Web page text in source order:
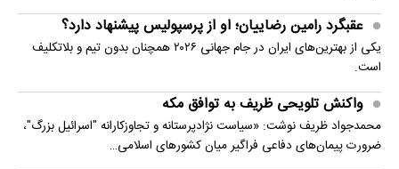
عقبگرد رامین رضاییان؛ او از پرسپولیس پیشنهاد دارد؟
یکی از بهترین‌های ایران در جام جهانی ۲۰۲۶ همچنان بدون تیم و بلاتکلیف
است.
واکنش تلویحی ظریف به توافق مکه
محمدجواد ظریف نوشت: «سیاست نژادپرستانه و تجاوزکارانه "اسرائیل بزرگ"،
ضرورت پیمان‌های دفاعی فراگیر میان کشورهای اسلامی…